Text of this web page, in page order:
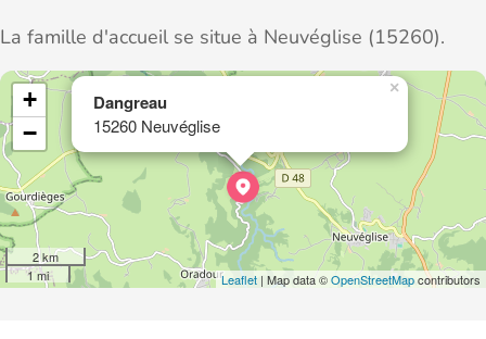
La famille d'accueil se situe à Neuvéglise (15260).
Dangreau
15260 Neuvéglise
×
+
−
2 km
1 mi
Leaflet | Map data ©OpenStreetMapcontributors